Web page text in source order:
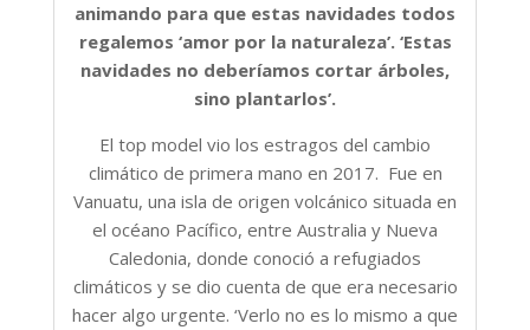
animando para que estas navidades todos
regalemos ‘amor por la naturaleza’. ‘Estas
navidades no deberíamos cortar árboles,
sino plantarlos’.
El top model vio los estragos del cambio
climático de primera mano en 2017. Fue en
Vanuatu, una isla de origen volcánico situada en
el océano Pacífico, entre Australia y Nueva
Caledonia, donde conoció a refugiados
climáticos y se dio cuenta de que era necesario
hacer algo urgente. ‘Verlo no es lo mismo a que